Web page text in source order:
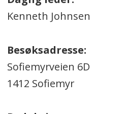
Kenneth Johnsen
Besøksadresse:
Sofiemyrveien 6D
1412 Sofiemyr